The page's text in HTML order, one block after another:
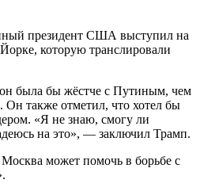
президент США выступил на
которую транслировали
была бы жёстче с Путиным, чем
также отметил, что хотел бы
«Я не знаю, смогу ли
на это», — заключил Трамп.
может помочь в борьбе с